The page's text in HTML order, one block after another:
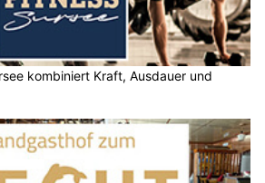
kombiniert Kraft, Ausdauer und